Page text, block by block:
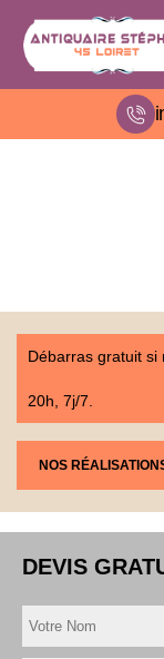
Débarras gratuit si
20h, 7j/7.
NOS
DEVIS